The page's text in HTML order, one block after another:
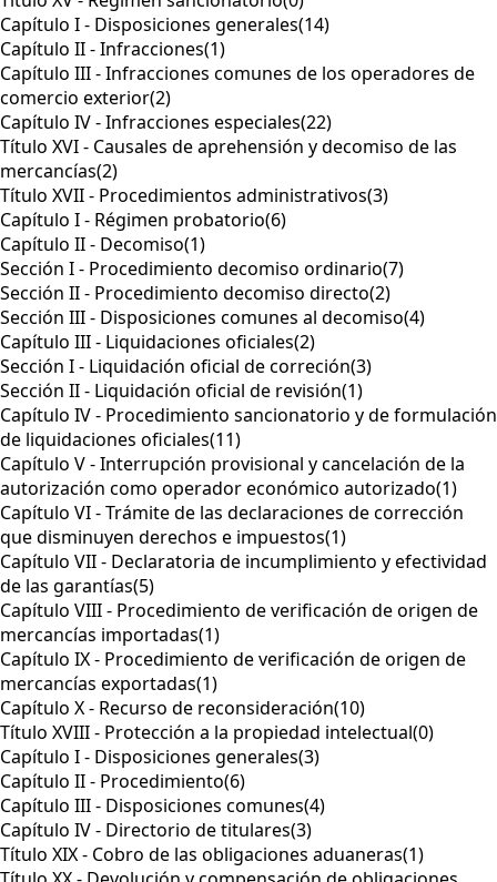
Capítulo I - Disposiciones generales(14)
Capítulo II - Infracciones(1)
Capítulo III - Infracciones comunes de los operadores de
comercio exterior(2)
Capítulo IV - Infracciones especiales(22)
Título XVI - Causales de aprehensión y decomiso de las
mercancías(2)
Título XVII - Procedimientos administrativos(3)
Capítulo I - Régimen probatorio(6)
Capítulo II - Decomiso(1)
Sección I - Procedimiento decomiso ordinario(7)
Sección II - Procedimiento decomiso directo(2)
Sección III - Disposiciones comunes al decomiso(4)
Capítulo III - Liquidaciones oficiales(2)
Sección I - Liquidación oficial de correción(3)
Sección II - Liquidación oficial de revisión(1)
Capítulo IV - Procedimiento sancionatorio y de formulación
de liquidaciones oficiales(11)
Capítulo V - Interrupción provisional y cancelación de la
autorización como operador económico autorizado(1)
Capítulo VI - Trámite de las declaraciones de corrección
que disminuyen derechos e impuestos(1)
Capítulo VII - Declaratoria de incumplimiento y efectividad
de las garantías(5)
Capítulo VIII - Procedimiento de verificación de origen de
mercancías importadas(1)
Capítulo IX - Procedimiento de verificación de origen de
mercancías exportadas(1)
Capítulo X - Recurso de reconsideración(10)
Título XVIII - Protección a la propiedad intelectual(0)
Capítulo I - Disposiciones generales(3)
Capítulo II - Procedimiento(6)
Capítulo III - Disposiciones comunes(4)
Capítulo IV - Directorio de titulares(3)
Título XIX - Cobro de las obligaciones aduaneras(1)